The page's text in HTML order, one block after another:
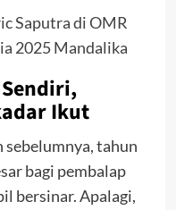
Saputra di OMR
2025 Mandalika
Ikut
sebelumnya, tahun
bagi pembalap
bersinar. Apalagi,